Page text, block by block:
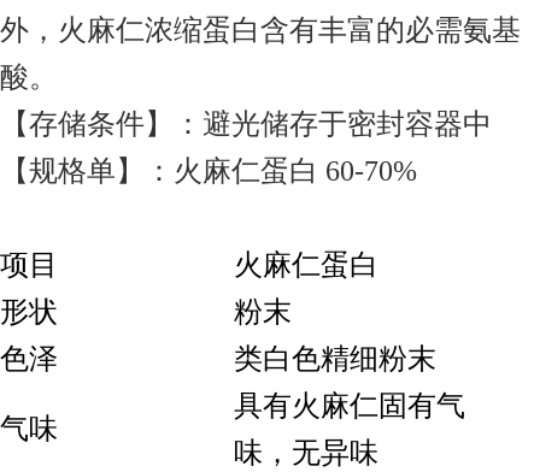
外，火麻仁浓缩蛋白含有丰富的必需氨基
酸。
【存储条件】：避光储存于密封容器中
【规格单】：火麻仁蛋白 60-70%
项目
火麻仁蛋白
形状
粉末
色泽
类白色精细粉末
气味
具有火麻仁固有气
味，无异味